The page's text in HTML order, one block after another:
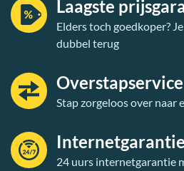
Laagste
Elders toch goedkoper?
dubbel terug
Overstapservice
Stap zorgeloos over naar
Internetgarantie
24 uurs internetgarantie